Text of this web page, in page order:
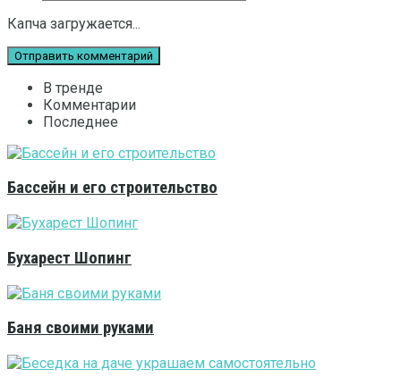
Капча загружается...
В тренде
Комментарии
Последнее
Бассейн и его строительство
Бухарест Шопинг
Баня своими руками